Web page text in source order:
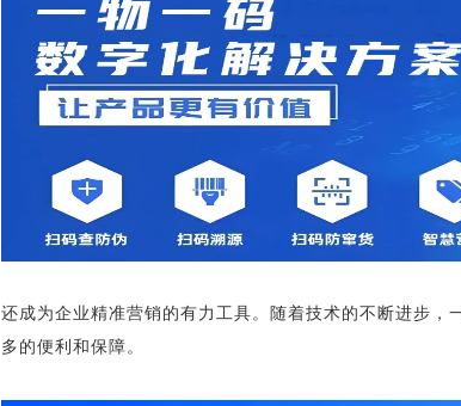
还成为企业精准营销的有力工具。随着技术的不断进步
多的便利和保障。